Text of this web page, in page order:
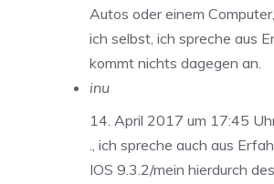
Autos oder einem
ich selbst, ich spreche aus
kommt nichts dagegen an.
inu
14. April 2017 um 17:45
., ich spreche auch aus
IOS 9.3.2/mein hierdurch